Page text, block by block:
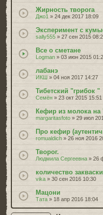
Жирность творога
Джо1 » 24 дек 2017 18:09
Эксперимент с
sally555 » 27 сен 2015
Все о сметане
Logman » 03 июн 2015
лабанэ
ИКШ » 04 ноя 2017 14:27
Тибетский "грибок "
Семён » 23 окт 2015 15:51
Кефир из молока
margaritasfoto » 29 июл
Про кефир
romualdich » 26 ноя 2016
Творог.
Людмила Сергеевна » 26
количество закваски
vika » 30 сен 2016 10:30
Мацони
Тата » 18 апр 2016 18:04